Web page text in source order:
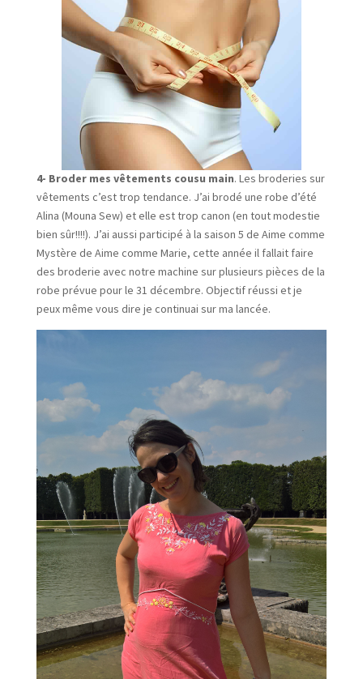
4- Broder mes vêtements cousu main. Les broderies sur
vêtements c’est trop tendance. J’ai brodé une robe d’été
Alina (Mouna Sew) et elle est trop canon (en tout modestie
bien sûr!!!!). J’ai aussi participé à la saison 5 de Aime comme
Mystère de Aime comme Marie, cette année il fallait faire
des broderie avec notre machine sur plusieurs pièces de la
robe prévue pour le 31 décembre. Objectif réussi et je
peux même vous dire je continuai sur ma lancée.